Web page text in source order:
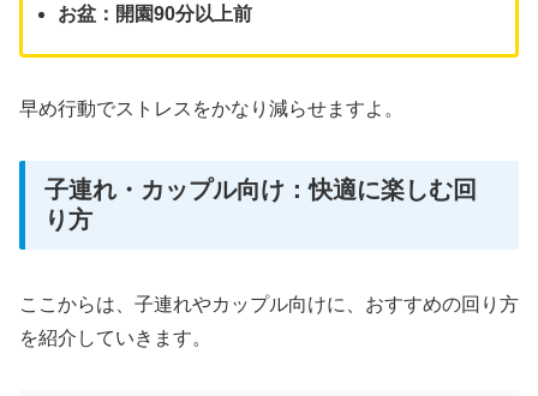
お盆：開園90分以上前
早め行動でストレスをかなり減らせますよ。
子連れ・カップル向け：快適に楽しむ回
り方
ここからは、子連れやカップル向けに、おすすめの回り方
を紹介していきます。